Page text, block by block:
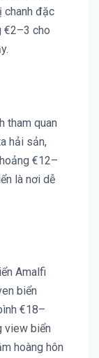
chanh đặc
€2–3 cho
tham quan
hải sản,
€12–
là nơi dễ
Amalfi
biển
€18–
view biển
hoàng hôn